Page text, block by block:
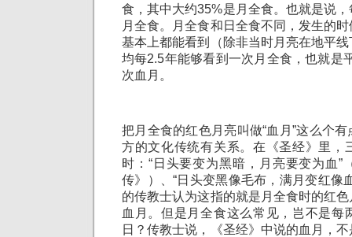
食，其中大约35%是月全食。也就是说
月全食。月全食和日全食不同，发生的
基本上都能看到（除非当时月亮在地平
均每2.5年能够看到一次月全食，也就是
次血月。
把月全食的红色月亮叫做“血月”这么个
方的文化传统有关系。在《圣经》里，
时：“日头要变为黑暗，月亮要变为血”
传》）、“日头变黑像毛布，满月变红像
的传教士认为这指的就是月全食时的红
血月。但是月全食这么常见，岂不是每
日？传教士说，《圣经》中说的血月，